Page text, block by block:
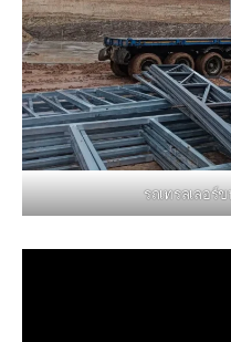
รถเทรลเลอร์